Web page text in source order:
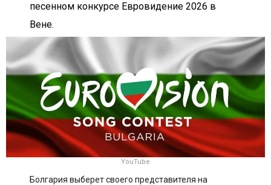
песенном конкурсе Евровидение 2026 в
Вене.
YouTube
Болгария выберет своего представителя на